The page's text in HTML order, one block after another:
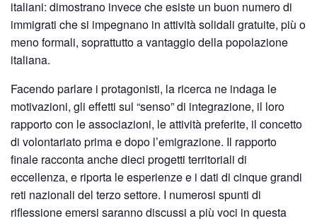
italiani: dimostrano invece che esiste un buon numero di
immigrati che si impegnano in attività solidali gratuite, più o
meno formali, soprattutto a vantaggio della popolazione
italiana.
Facendo parlare i protagonisti, la ricerca ne indaga le
motivazioni, gli effetti sul “senso” di integrazione, il loro
rapporto con le associazioni, le attività preferite, il concetto
di volontariato prima e dopo l’emigrazione. Il rapporto
finale racconta anche dieci progetti territoriali di
eccellenza, e riporta le esperienze e i dati di cinque grandi
reti nazionali del terzo settore. I numerosi spunti di
riflessione emersi saranno discussi a più voci in questa